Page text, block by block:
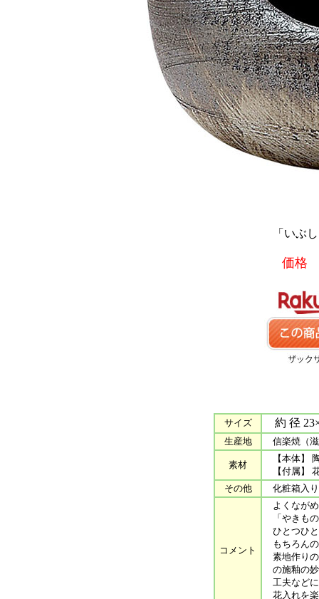
「いぶ
価格
サイズ 約 径
生産地 信楽焼（
素材
【本体】
【付属】
その他
化粧箱入り
コメント
よくながめ
「やきもの
ひとつひと
もちろんの
素地作りの
の施釉の妙
工夫などに
花入れを楽